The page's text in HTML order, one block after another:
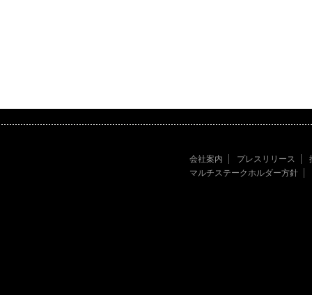
会社案内 プレスリリース
マルチステークホルダー方針